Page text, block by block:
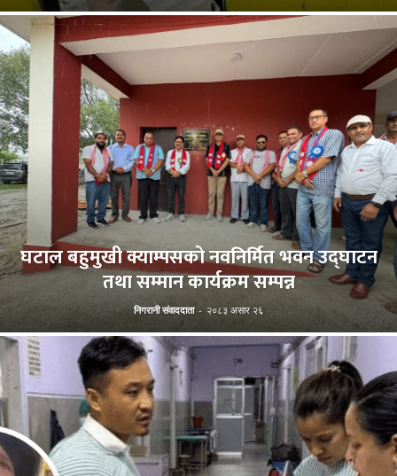
घटाल बहुमुखी क्याम्पसको नवनिर्मित भवन उद्घाटन
तथा सम्मान कार्यक्रम सम्पन्न
निगरानी संवाददाता - २०८३ असार २६